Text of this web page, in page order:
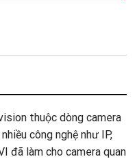
thuộc dòng camera
công nghệ như IP,
đã làm cho camera quan